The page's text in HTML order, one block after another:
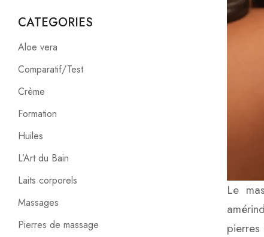
CATEGORIES
Aloe vera
Comparatif/Test
Crème
Formation
Huiles
L’Art du Bain
Laits corporels
Massages
Pierres de massage
Le